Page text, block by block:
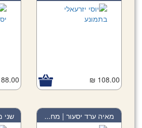
108.00 ₪
88.00 ₪
מאיה ערד יסעור | מח... שני